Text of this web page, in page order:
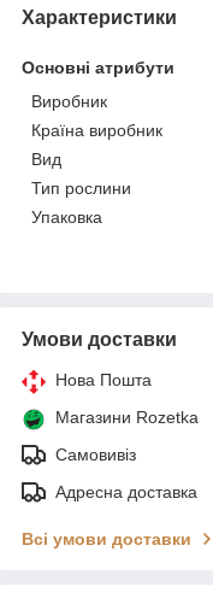
Характеристики
Основні атрибути
Виробник
Країна виробник
Вид
Тип рослини
Упаковка
Умови доставки
Нова Пошта
Магазини Rozetka
Самовивіз
Адресна доставка
Всі умови доставки